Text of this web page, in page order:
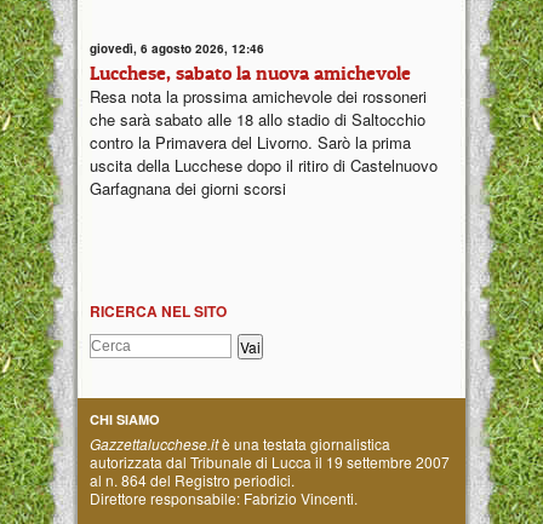
giovedì, 6 agosto 2026, 12:46
Lucchese, sabato la nuova amichevole
Resa nota la prossima amichevole dei rossoneri
che sarà sabato alle 18 allo stadio di Saltocchio
contro la Primavera del Livorno. Sarò la prima
uscita della Lucchese dopo il ritiro di Castelnuovo
Garfagnana dei giorni scorsi
RICERCA NEL SITO
CHI SIAMO
Gazzettalucchese.itè una testata giornalistica
autorizzata dal Tribunale di Lucca il 19 settembre 2007
al n. 864 del Registro periodici.
Direttore responsabile: Fabrizio Vincenti.